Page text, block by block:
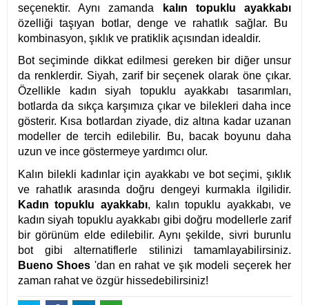
seçenektir. Aynı zamanda
kalın topuklu ayakkabı
özelliği taşıyan botlar, denge ve rahatlık sağlar. Bu
kombinasyon, şıklık ve pratiklik açısından idealdir.
Bot seçiminde dikkat edilmesi gereken bir diğer unsur
da renklerdir. Siyah, zarif bir seçenek olarak öne çıkar.
Özellikle kadın siyah topuklu ayakkabı tasarımları,
botlarda da sıkça karşımıza çıkar ve bilekleri daha ince
gösterir. Kısa botlardan ziyade, diz altına kadar uzanan
modeller de tercih edilebilir. Bu, bacak boyunu daha
uzun ve ince göstermeye yardımcı olur.
Kalın bilekli kadınlar için ayakkabı ve bot seçimi, şıklık
ve rahatlık arasında doğru dengeyi kurmakla ilgilidir.
Kadın topuklu ayakkabı, kalın topuklu ayakkabı, ve
kadın siyah topuklu ayakkabı gibi doğru modellerle zarif
bir görünüm elde edilebilir. Aynı şekilde, sivri burunlu
bot gibi alternatiflerle stilinizi tamamlayabilirsiniz.
Bueno Shoes 'dan en rahat ve şık modeli seçerek her
zaman rahat ve özgür hissedebilirsiniz!